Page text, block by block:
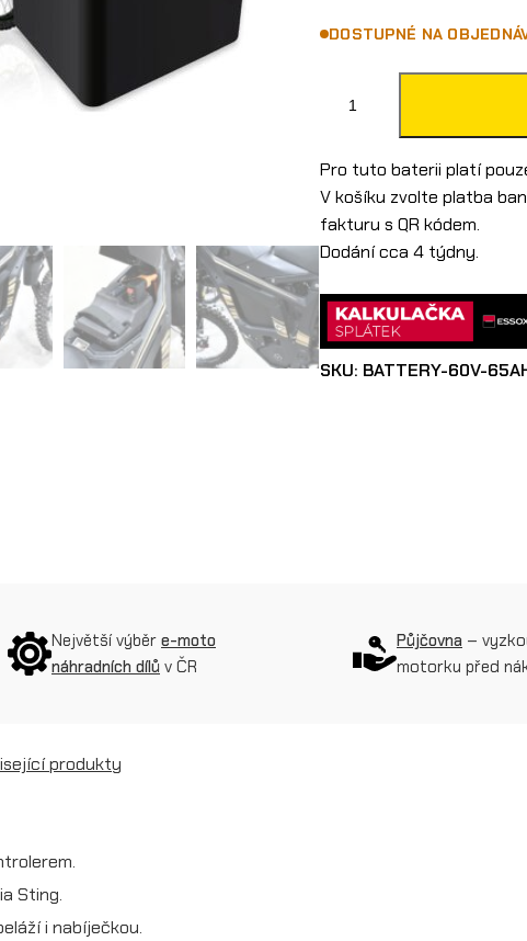
DOSTUPNÉ NA
P
B
r
Pro tuto baterii platí
V košíku zvolte platba
fakturu s QR kódem.
Dodání cca 4 týdny.
SKU: BATTERY-60V-
Největší výběr e-moto
náhradních dílů v ČR
Půjčovna –
motorku před
produkty
Sting.
i nabíječkou.